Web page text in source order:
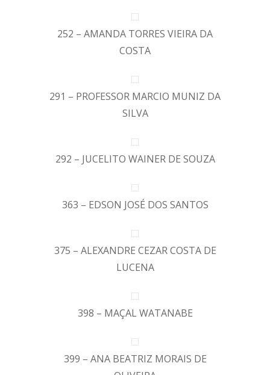
252 – AMANDA TORRES VIEIRA DA
COSTA
291 – PROFESSOR MARCIO MUNIZ DA
SILVA
292 – JUCELITO WAINER DE SOUZA
363 – EDSON JOSÉ DOS SANTOS
375 – ALEXANDRE CEZAR COSTA DE
LUCENA
398 – MAÇAL WATANABE
399 – ANA BEATRIZ MORAIS DE